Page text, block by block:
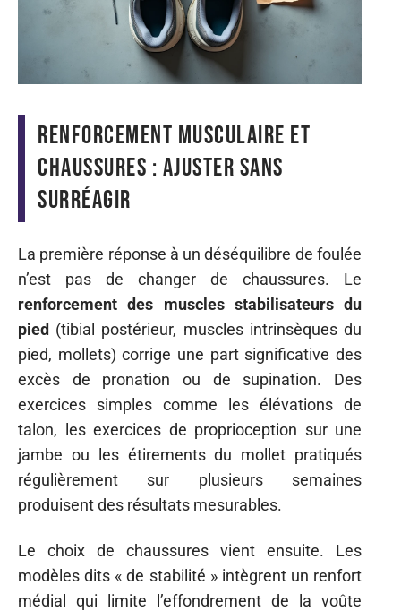
Renforcement musculaire et
chaussures : ajuster sans
surréagir
La première réponse à un déséquilibre de foulée
n’est pas de changer de chaussures. Le
renforcement des muscles stabilisateurs du
pied (tibial postérieur, muscles intrinsèques du
pied, mollets) corrige une part significative des
excès de pronation ou de supination. Des
exercices simples comme les élévations de
talon, les exercices de proprioception sur une
jambe ou les étirements du mollet pratiqués
régulièrement sur plusieurs semaines
produisent des résultats mesurables.
Le choix de chaussures vient ensuite. Les
modèles dits « de stabilité » intègrent un renfort
médial qui limite l’effondrement de la voûte